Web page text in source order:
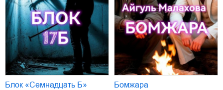
Блок «Семнадцать Б» Бомжара